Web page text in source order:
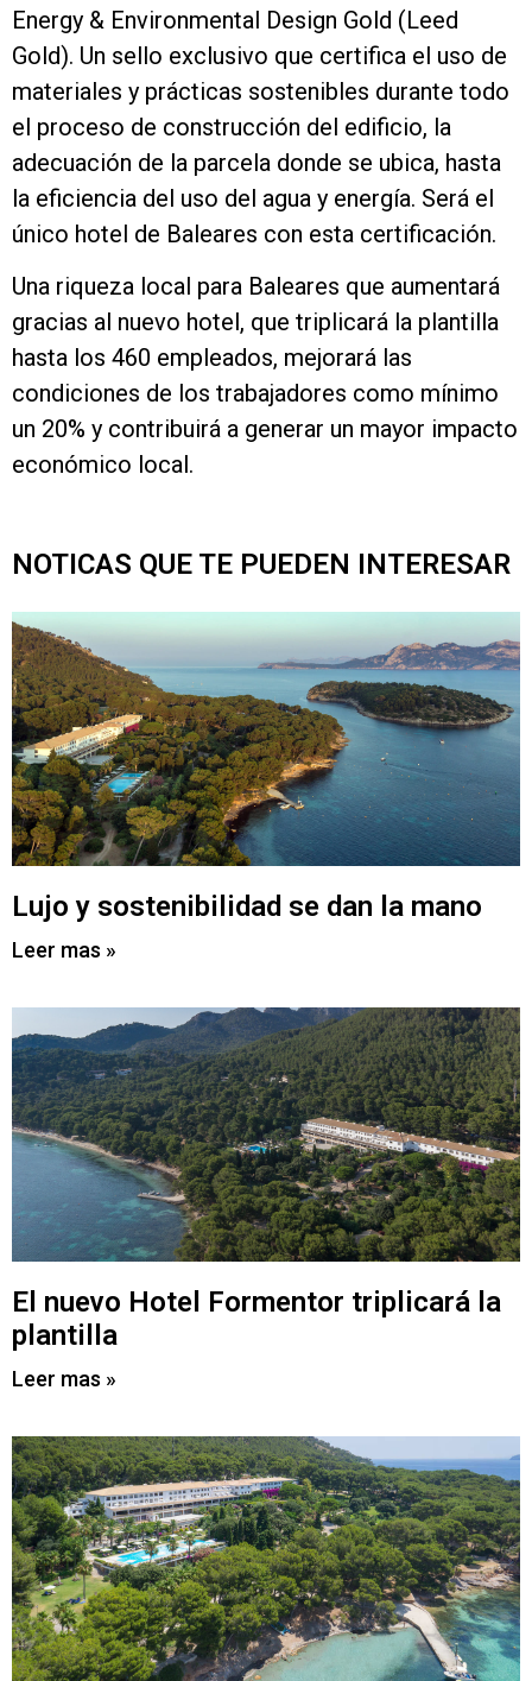
Energy & Environmental Design Gold (Leed
Gold). Un sello exclusivo que certifica el uso de
materiales y prácticas sostenibles durante todo
el proceso de construcción del edificio, la
adecuación de la parcela donde se ubica, hasta
la eficiencia del uso del agua y energía. Será el
único hotel de Baleares con esta certificación.
Una riqueza local para Baleares que aumentará
gracias al nuevo hotel, que triplicará la plantilla
hasta los 460 empleados, mejorará las
condiciones de los trabajadores como mínimo
un 20% y contribuirá a generar un mayor impacto
económico local.
NOTICAS QUE TE PUEDEN INTERESAR
Lujo y sostenibilidad se dan la mano
Leer mas »
El nuevo Hotel Formentor triplicará la
plantilla
Leer mas »